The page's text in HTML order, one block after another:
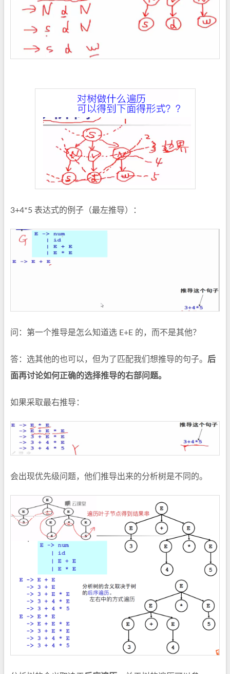
3+4*5 表达式的例子（最左推导）：
问：第一个推导是怎么知道选 E+E 的，而不是其他？
答：选其他的也可以，但为了匹配我们想推导的句子。 后
面再讨论如何正确的选择推导的右部问题。
如果采取最右推导：
会出现优先级问题，他们推导出来的分析树是不同的。